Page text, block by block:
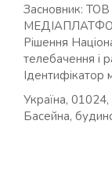
Засновник:
Рішення
телебачення і
Ідентифікатор
Україна, 01024,
Басейна,